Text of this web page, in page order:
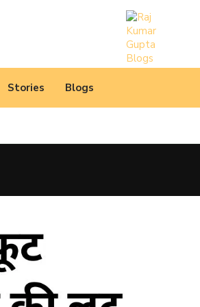
Stories Blogs
उपयुक्त, दिल को छू...